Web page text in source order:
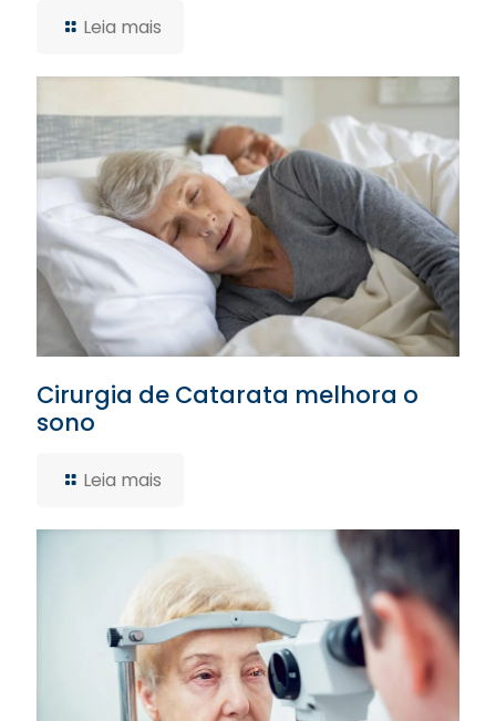
Leia mais
Cirurgia de Catarata melhora o
sono
Leia mais